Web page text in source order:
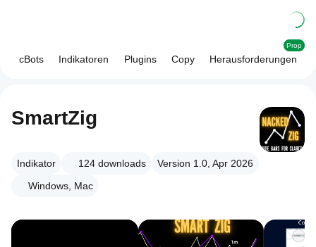
cBots Indikatoren Plugins Copy Herausforderungen
Prop
SmartZig
Indikator 124 downloads
Version 1.0, Apr 2026
Windows, Mac